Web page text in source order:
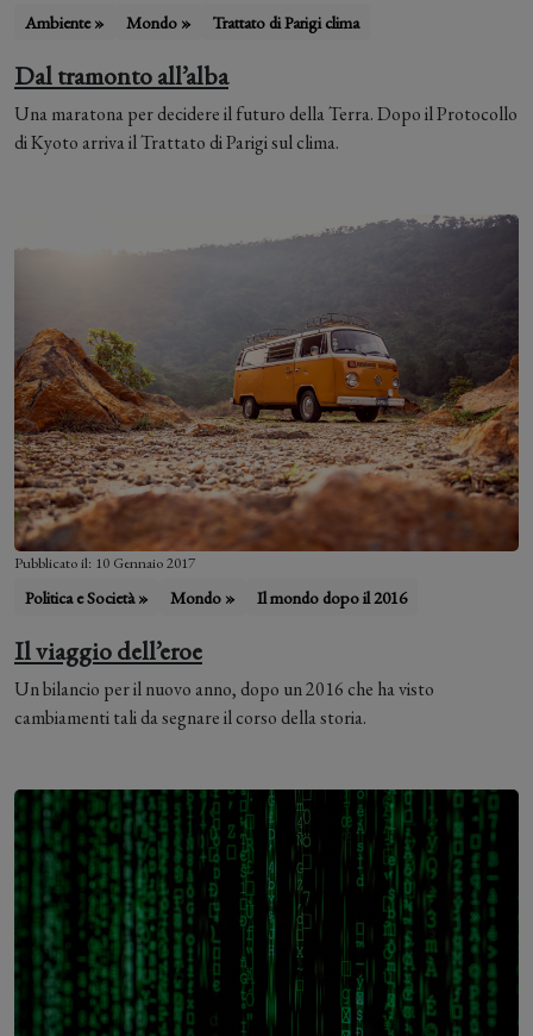
Ambiente » Mondo » Trattato di Parigi clima
Dal tramonto all’alba
Una maratona per decidere il futuro della Terra. Dopo il Protocollo
di Kyoto arriva il Trattato di Parigi sul clima.
Pubblicato il: 10 Gennaio 2017
Politica e Società » Mondo » Il mondo dopo il 2016
Il viaggio dell’eroe
Un bilancio per il nuovo anno, dopo un 2016 che ha visto
cambiamenti tali da segnare il corso della storia.